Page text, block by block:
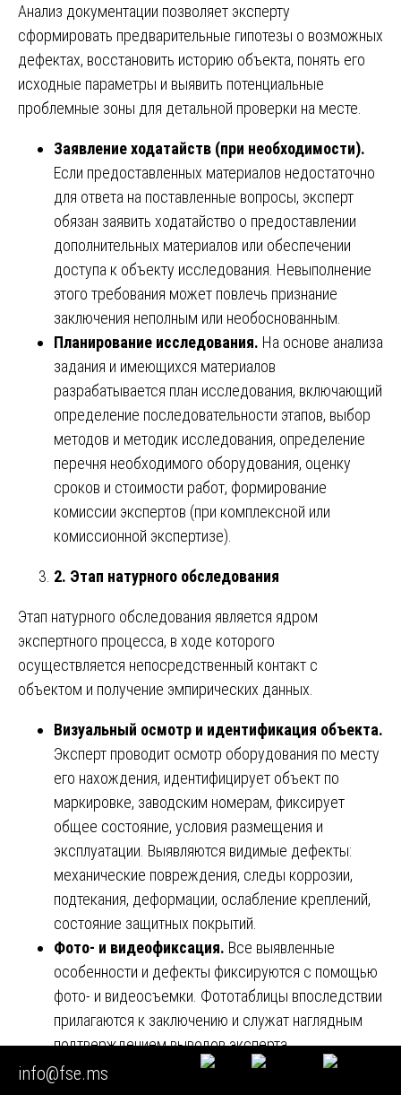
Анализ документации позволяет эксперту
сформировать предварительные гипотезы о возможных
дефектах, восстановить историю объекта, понять его
исходные параметры и выявить потенциальные
проблемные зоны для детальной проверки на месте.
Заявление ходатайств (при необходимости).
Если предоставленных материалов недостаточно
для ответа на поставленные вопросы, эксперт
обязан заявить ходатайство о предоставлении
дополнительных материалов или обеспечении
доступа к объекту исследования. Невыполнение
этого требования может повлечь признание
заключения неполным или необоснованным.
Планирование исследования. На основе анализа
задания и имеющихся материалов
разрабатывается план исследования, включающий
определение последовательности этапов, выбор
методов и методик исследования, определение
перечня необходимого оборудования, оценку
сроков и стоимости работ, формирование
комиссии экспертов (при комплексной или
комиссионной экспертизе).
2. Этап натурного обследования
Этап натурного обследования является ядром
экспертного процесса, в ходе которого
осуществляется непосредственный контакт с
объектом и получение эмпирических данных.
Визуальный осмотр и идентификация объекта.
Эксперт проводит осмотр оборудования по месту
его нахождения, идентифицирует объект по
маркировке, заводским номерам, фиксирует
общее состояние, условия размещения и
эксплуатации. Выявляются видимые дефекты:
механические повреждения, следы коррозии,
подтекания, деформации, ослабление креплений,
состояние защитных покрытий.
Фото- и видеофиксация. Все выявленные
особенности и дефекты фиксируются с помощью
фото- и видеосъемки. Фототаблицы впоследствии
прилагаются к заключению и служат наглядным
подтверждением выводов эксперта.
Инструментальные измерения и диагностика.
info@fse.ms